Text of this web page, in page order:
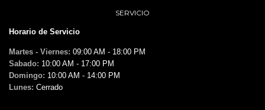
SERVICIO
Horario de Servicio
Martes - Viernes: 09:00 AM - 18:00 PM
Sabado: 10:00 AM - 17:00 PM
Domingo: 10:00 AM - 14:00 PM
Lunes: Cerrado